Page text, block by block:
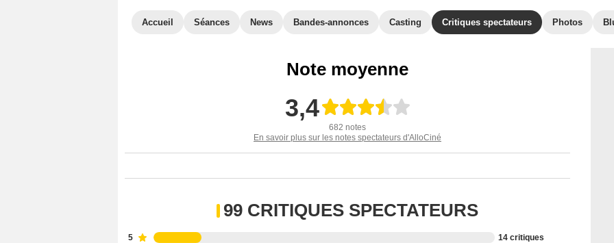
Accueil Séances News Bandes-annonces Casting Critiques spectateurs Photos
Note moyenne
3,4
682 notes
En savoir plus sur les notes spectateurs d'AlloCiné
99 CRITIQUES SPECTATEURS
5 14 critiques